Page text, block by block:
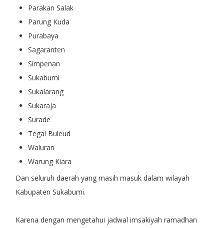
Parakan Salak
Parung Kuda
Purabaya
Sagaranten
Simpenan
Sukabumi
Sukalarang
Sukaraja
Surade
Tegal Buleud
Waluran
Warung Kiara
Dan seluruh daerah yang masih masuk dalam wilayah
Kabupaten Sukabumi.
Karena dengan mengetahui jadwal imsakiyah ramadhan